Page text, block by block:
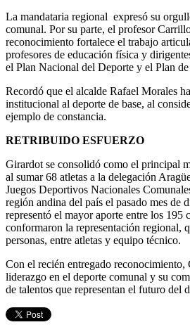
La mandataria regional expresó su
comunal. Por su parte, el profesor
reconocimiento fortalece el trabajo
profesores de educación física y
el Plan Nacional del Deporte y el Plan
Recordó que el alcalde Rafael Morales
institucional al deporte de base, al
ejemplo de constancia.
RETRIBUIDO ESFUERZO
Girardot se consolidó como el principal
al sumar 68 atletas a la delegación
Juegos Deportivos Nacionales
región andina del país el pasado mes de
representó el mayor aporte entre los 195
conformaron la representación regional,
personas, entre atletas y equipo técnico.
Con el recién entregado reconocimiento,
liderazgo en el deporte comunal y su
de talentos que representan el futuro del